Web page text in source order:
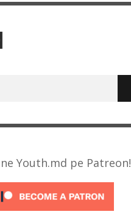
Youth.md pe Patreon!